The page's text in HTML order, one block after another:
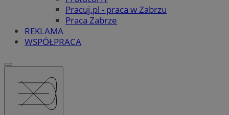
Pracuj.pl - praca w Zabrzu
Praca Zabrze
REKLAMA
WSPÓŁPRACA